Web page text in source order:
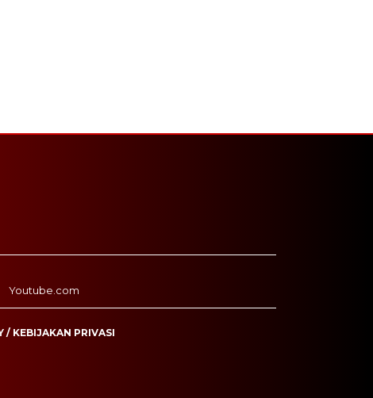
Youtube.com
/ KEBIJAKAN PRIVASI